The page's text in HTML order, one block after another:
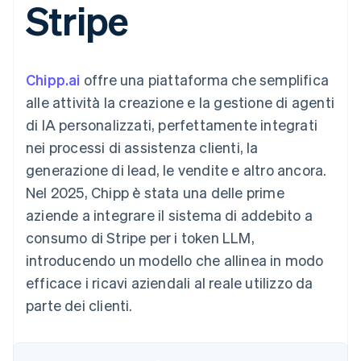
flessibile
Metodi di
pagamento
Access to 125+
Pagamenti di
persona
Authorization
Boost
Accettazione
ottimizzata
Link
accelerato
Financial
Conti finanziari
collegati
Data Pipeline
dei dati
Product roadmap
Gestione del denaro
Piattaforme
SaaS
Per settore
Aziende di IA
Creator economy
Gaming
tempo libero
Assicurazione
Media e
intrattenimento
Organizzazioni non
profit
Servizi professionali
Pubblica
amministrazione
Gestire gli
abbonamenti
Offrire addebiti in base
garantite da stablecoin
Esegui il provisioning e
gestisci i servizi con gli
agenti
Integrazioni app
Esempi di codice
Blog per sviluppatori
Stato dell'API
Roadmap del prodotto
Conferenza annuale
Sala stampa
Stripe Press
Recapiti
Contattaci
Diventa nostro partner
Stripe
Chipp.ai offre una piattaforma che semplifica
alle attività la creazione e la gestione di agenti
di IA personalizzati, perfettamente integrati
nei processi di assistenza clienti, la
generazione di lead, le vendite e altro ancora.
Nel 2025, Chipp è stata una delle prime
aziende a integrare il sistema di addebito a
consumo di Stripe per i token LLM,
introducendo un modello che allinea in modo
efficace i ricavi aziendali al reale utilizzo da
parte dei clienti.